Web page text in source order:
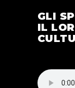
GLI
IL